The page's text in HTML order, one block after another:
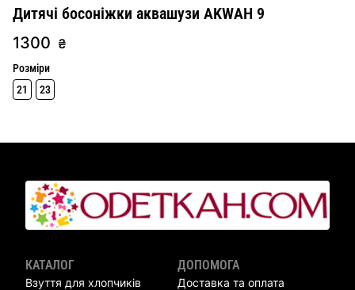
Дитячі босоніжки аквашузи AKWAH 9
1300 ₴
Розміри
21
23
КАТАЛОГ
Взуття для хлопчиків
ДОПОМОГА
Доставка та оплата